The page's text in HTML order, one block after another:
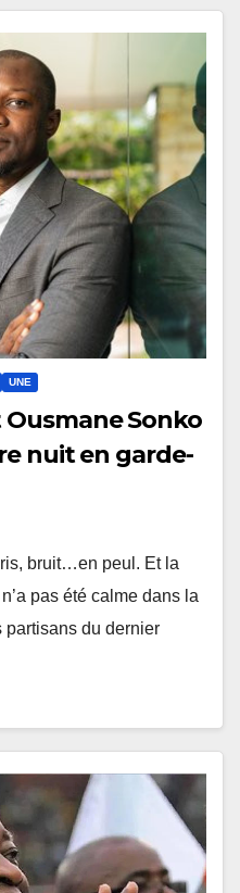
UNE
Ousmane Sonko
nuit en garde-
bruit…en peul. Et la
pas été calme dans la
du dernier